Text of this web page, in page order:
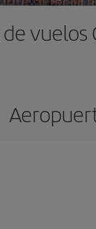
vuelos